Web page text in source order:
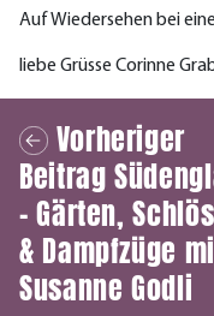
Auf Wiedersehen bei
liebe Grüsse Corinne
Vorheriger
Beitrag
– Gärten,
& Dampfzüge
Susanne Godli